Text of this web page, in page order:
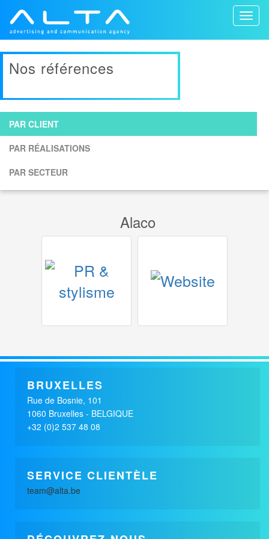
Nos références
PAR CLIENT
PAR RÉALISATIONS
PAR SECTEUR
Alaco
ALACO
MODE / COSMETIQUES
ALACO
MODE / COSMETIQUES
BRUXELLES
Rue de Bosnie, 101
1060 Bruxelles - BELGIQUE
+32 (0)2 537 48 08
SERVICE CLIENTÈLE
team@alta.be